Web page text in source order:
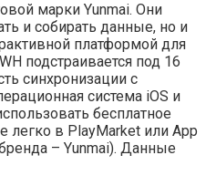
марки Yunmai. Они
и собирать данные, но и
платформой для
подстраивается под 16
синхронизации с
система iOS и
бесплатное
легко в PlayMarket или App
– Yunmai). Данные